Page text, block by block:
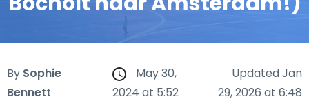
By Sophie
Bennett
May 30,
2024 at 5:52
Updated Jan
29, 2026 at 6:48